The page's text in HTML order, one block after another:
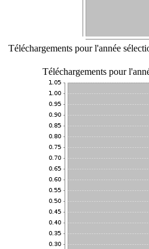
Téléchargements pour l'année
Téléchargements pour